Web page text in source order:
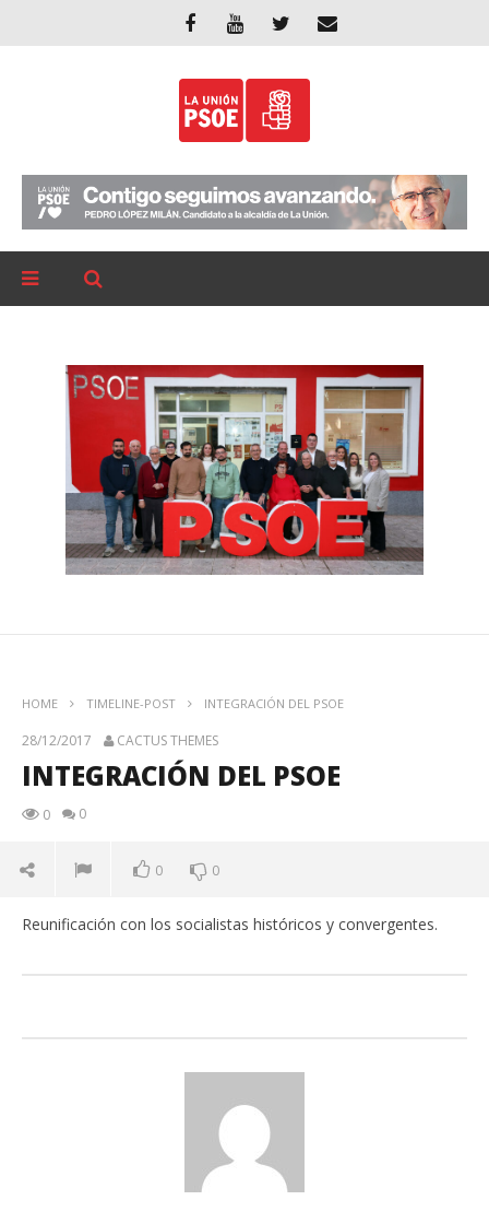
HOME TIMELINE-POST INTEGRACIÓN DEL PSOE
28/12/2017 CACTUS THEMES
INTEGRACIÓN DEL PSOE
0 0
0 0
Reunificación con los socialistas históricos y convergentes.